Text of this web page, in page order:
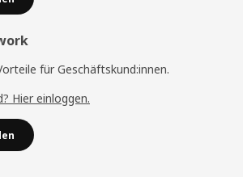
für Geschäftskund:innen.
Hier einloggen.